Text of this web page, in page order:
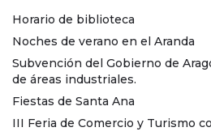
Horario de biblioteca
Noches de verano en el Aranda
Subvención del Gobierno de
de áreas industriales.
Fiestas de Santa Ana
III Feria de Comercio y Turismo